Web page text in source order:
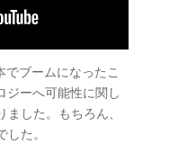
ブームになったこ
ジーへ可能性に関し
した。もちろん、
た。